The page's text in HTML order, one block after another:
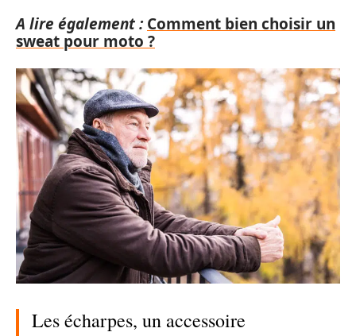
A lire également : Comment bien choisir un
sweat pour moto ?
Les écharpes, un accessoire